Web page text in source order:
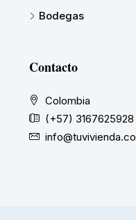
Bodegas
Contacto
Colombia
(+57) 3167625928
info@tuvivienda.co